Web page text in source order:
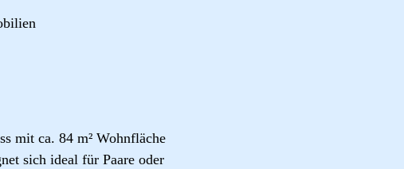
mit ca. 84 m² Wohnfläche
sich ideal für Paare oder